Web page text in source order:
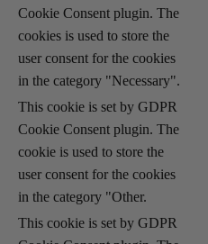
Cookie Consent plugin. The
cookies is used to store the
user consent for the cookies
in the category "Necessary".
This cookie is set by GDPR
Cookie Consent plugin. The
cookie is used to store the
user consent for the cookies
in the category "Other.
This cookie is set by GDPR